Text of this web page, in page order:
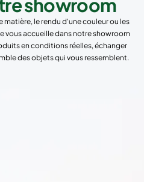
showroom
matière, le rendu d'une couleur ou les
vous accueille dans notre showroom
en conditions réelles, échanger
des objets qui vous ressemblent.